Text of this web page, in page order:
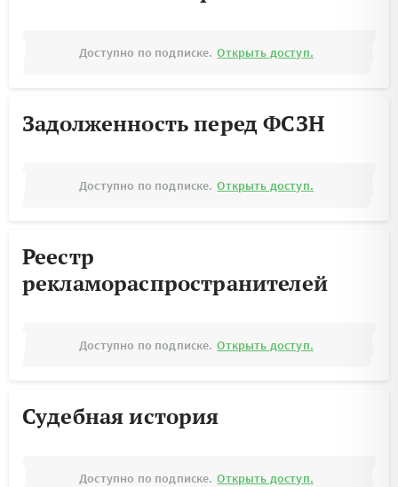
Доступно по подписке. Открыть доступ.
Задолженность перед ФСЗН
Доступно по подписке. Открыть доступ.
Реестр
рекламораспространителей
Доступно по подписке. Открыть доступ.
Судебная история
Доступно по подписке. Открыть доступ.